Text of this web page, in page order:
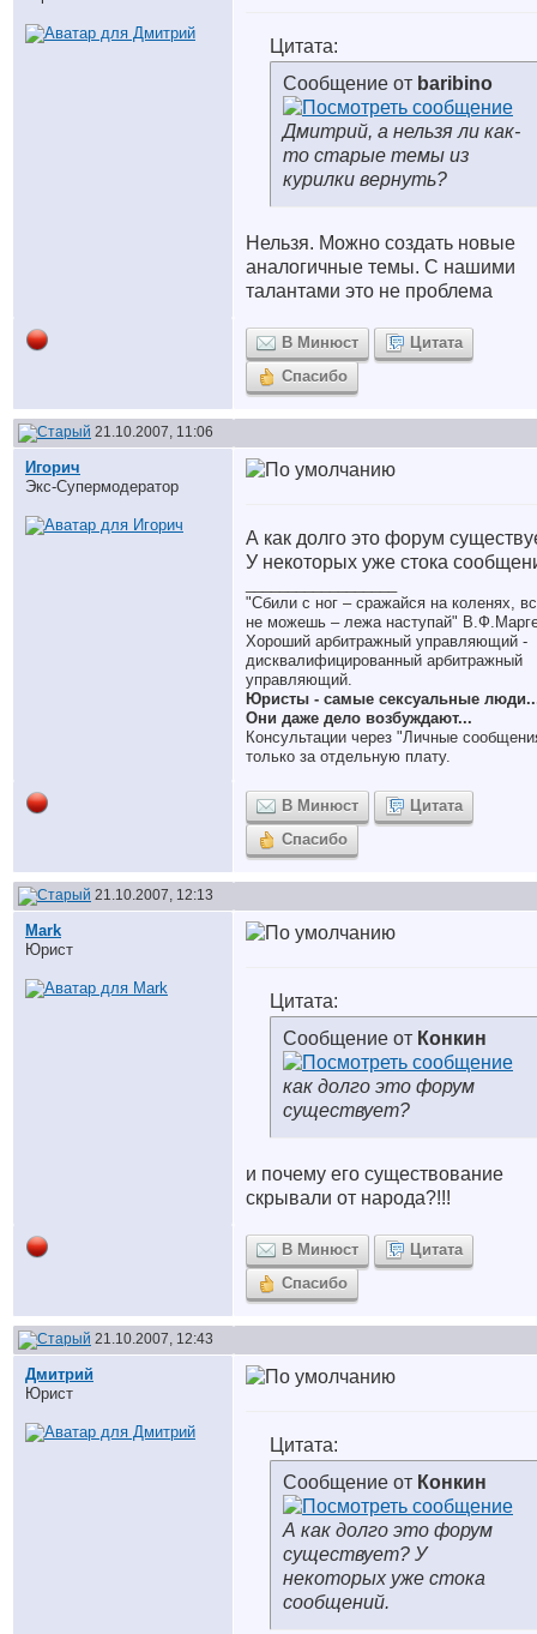
Цитата:
Сообщение от baribino
Дмитрий, а нельзя ли как-
то старые темы из
курилки вернуть?
Нельзя. Можно создать новые
аналогичные темы. С нашими
талантами это не проблема
В Минюст
Цитата
Спасибо
21.10.2007, 11:06
Игорич
Экс-Супермодератор
А как долго это форум
У некоторых уже стока
"Сбили с ног – сражайся на коленях,
не можешь – лежа наступай"
Хороший арбитражный управляющий -
дисквалифицированный арбитражный
управляющий.
Юристы - самые сексуальные
Они даже дело возбуждают...
Консультации через "Личные
только за отдельную плату.
В Минюст
Цитата
Спасибо
21.10.2007, 12:13
Mark
Юрист
Цитата:
Сообщение от Конкин
как долго это форум
существует?
и почему его существование
скрывали от народа?!!!
В Минюст
Цитата
Спасибо
21.10.2007, 12:43
Дмитрий
Юрист
Цитата:
Сообщение от Конкин
А как долго это форум
существует? У
некоторых уже стока
сообщений.